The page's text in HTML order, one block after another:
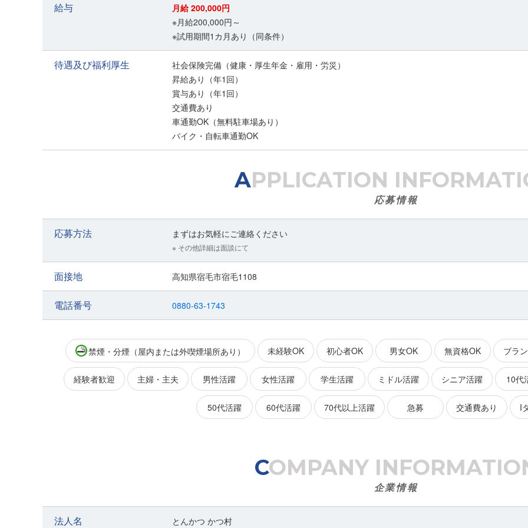
給与
月給 200,000円
※月給200,000円～
※試用期間1カ月あり（同条件）
待遇及び福利厚生
社会保険完備（健康・厚生年金・雇用・労災）
昇給あり（年1回）
賞与あり（年1回）
交通費あり
車通勤OK（無料駐車場あり）
バイク・自転車通勤OK
APPLICATION
応募情報
応募方法 まずはお気軽にご連絡ください
※ その他詳細は面談にて
面接地 高知県宿毛市宿毛1108
電話番号 0880-63-1743
禁煙・分煙（屋内または外喫煙場所あり） 未経験OK 初心者OK 男女OK 無資格OK ブラ
経験者歓迎 主婦・主夫 男性活躍 女性活躍 学生活躍 ミドル活躍 シニア活躍 10代
50代活躍 60代活躍 70代以上活躍 急募 交通費あり I
COMPANY
企業情報
法人名 とんかつ かつ村